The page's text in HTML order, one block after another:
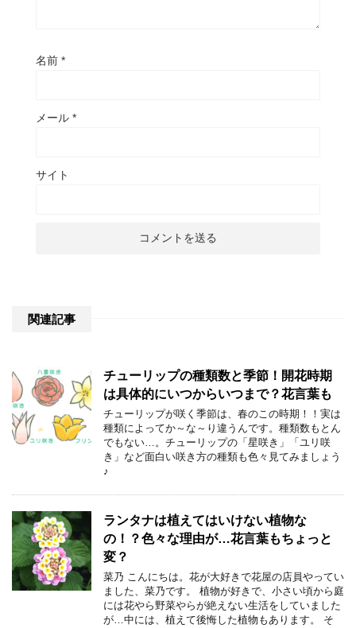
名前 *
メール *
サイト
関連記事
チューリップの種類数と季節！開花時期
は具体的にいつからいつまで？花言葉も
チューリップが咲く季節は、春のこの時期！！実は
種類によってか～な～り違うんです。種類数もとん
でもない…。チューリップの「星咲き」「ユリ咲
き」など面白い咲き方の種類も色々見てみましょう
♪
ランタナは植えてはいけない植物な
の！？色々な理由が…花言葉もちょっと
変？
菜乃 こんにちは。花が大好きで花屋の店員やってい
ました、菜乃です。 植物が好きで、小さい頃から庭
には花やら野菜やらが絶えない生活をしていました
が…中には、植えて後悔した植物もあります。 そ